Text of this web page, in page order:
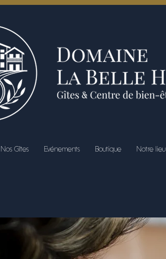
Nos Gîtes Evénements Boutique Notre lieu